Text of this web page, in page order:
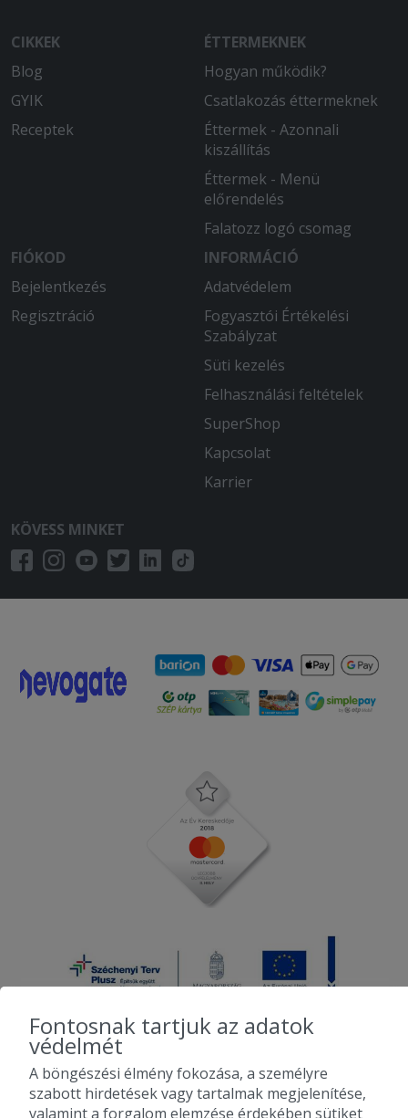
CIKKEK
Blog
GYIK
Receptek
ÉTTERMEKNEK
Hogyan működik?
Csatlakozás éttermeknek
Éttermek - Azonnali
kiszállítás
Éttermek - Menü
előrendelés
Falatozz logó csomag
FIÓKOD
Bejelentkezés
Regisztráció
INFORMÁCIÓ
Adatvédelem
Fogyasztói Értékelési
Szabályzat
Süti kezelés
Felhasználási feltételek
SuperShop
Kapcsolat
Karrier
KÖVESS MINKET
2010-2026 Copyright - Falatozz.hu - Diston-line Kft.
Fontosnak tartjuk az adatok
védelmét
A böngészési élmény fokozása, a személyre
szabott hirdetések vagy tartalmak megjelenítése,
valamint a forgalom elemzése érdekében sütiket